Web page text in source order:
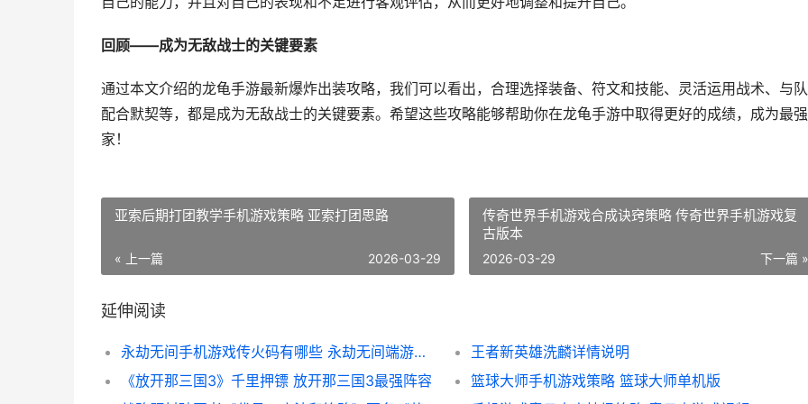
回顾——成为无敌战士的关键要素
通过本文介绍的龙龟手游最新爆炸出装攻略，我们可以看出，合理选择装备、符文和技能、灵活运用战术、与
配合默契等，都是成为无敌战士的关键要素。希望这些攻略能够帮助你在龙龟手游中取得更好的成绩，成为最
家！
亚索后期打团教学手机游戏策略 亚索打团思路
« 上一篇 2026-03-29
传奇世界手机游戏合成诀窍策略 传奇世界手机游戏复
古版本
下一篇 »
2026-03-29
延伸阅读
永劫无间手机游戏传火码有哪些 永劫无间端游手游
王者新英雄洗麟详情说明
《放开那三国3》千里押镖 放开那三国3最强阵容
篮球大师手机游戏策略 篮球大师单机版